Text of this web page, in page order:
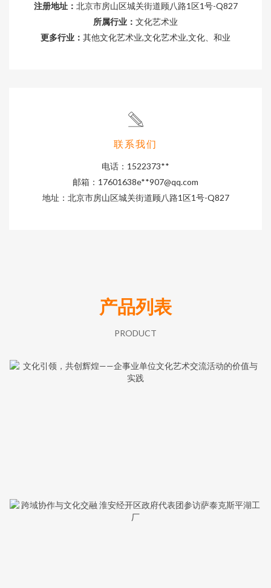
注册地址： 北京市房山区城关街道顾八路1区1号-Q827
所属行业： 文化艺术业
更多行业： 其他文化艺术业,文化艺术业,文化、和业
联系我们
电话：1522373**
邮箱：17601638e**907@qq.com
地址：北京市房山区城关街道顾八路1区1号-Q827
产品列表
PRODUCT